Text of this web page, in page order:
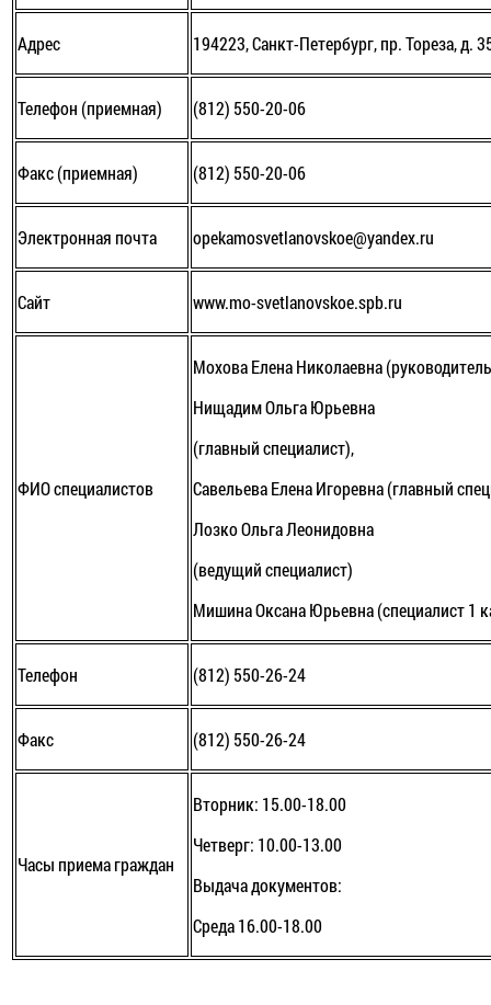
Адрес 194223, Санкт-Петербург, пр. Тореза, д.
Телефон (приемная) (812) 550-20-06
Факс (приемная) (812) 550-20-06
Электронная почта opekamosvetlanovskoe@yandex.ru
Сайт www.mo-svetlanovskoe.spb.ru
ФИО специалистов
Мохова Елена Николаевна
Нищадим Ольга Юрьевна
(главный специалист),
Савельева Елена Игоревна (главный
Лозко Ольга Леонидовна
(ведущий специалист)
Мишина Оксана Юрьевна (специалист 1
Телефон (812) 550-26-24
Факс (812) 550-26-24
Часы приема граждан
Вторник: 15.00-18.00
Четверг: 10.00-13.00
Выдача документов:
Среда 16.00-18.00